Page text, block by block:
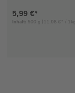
Aktueller Preis:
5,99 €*
Inhalt: 500 g (11,98 €* / 1kg)